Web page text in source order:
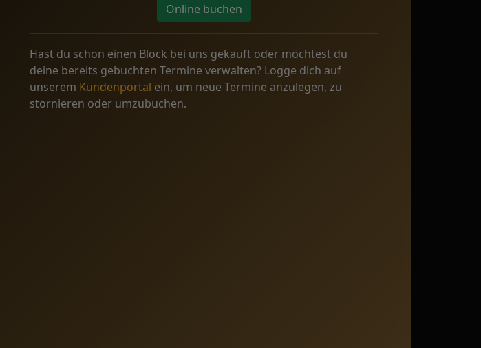
Online buchen
Hast du schon einen Block bei uns gekauft oder möchtest du
deine bereits gebuchten Termine verwalten? Logge dich auf
unserem Kundenportal ein, um neue Termine anzulegen, zu
stornieren oder umzubuchen.